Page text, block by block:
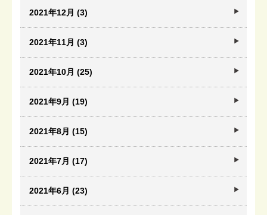
2021年12月 (3)
2021年11月 (3)
2021年10月 (25)
2021年9月 (19)
2021年8月 (15)
2021年7月 (17)
2021年6月 (23)